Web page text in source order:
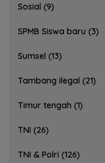
Sosial (9)
SPMB Siswa baru (3)
Sumsel (13)
Tambang ilegal (21)
Timur tengah (1)
TNI (26)
TNI & Polri (126)